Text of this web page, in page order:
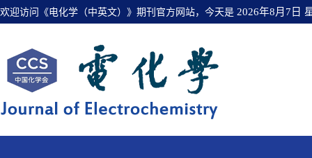
欢迎访问《电化学（中英文）》期刊官方网站，今天是 2026年8月7日